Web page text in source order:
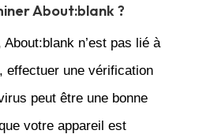
About:blank ?
n’est pas lié à
effectuer une vérification
peut être une bonne
votre appareil est